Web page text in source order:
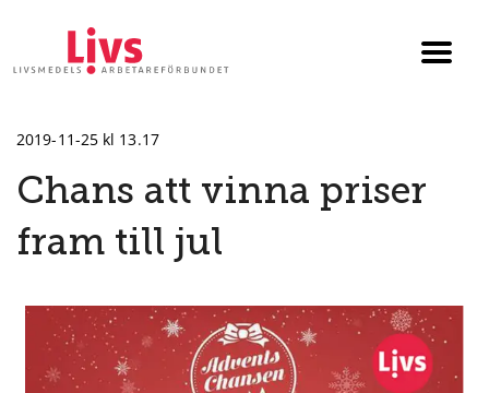
2019-11-25 kl 13.17
Chans att vinna priser
fram till jul